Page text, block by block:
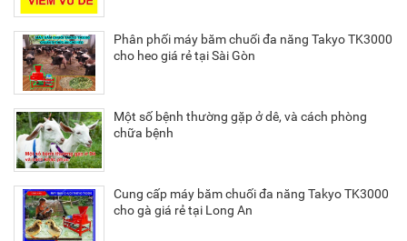
Phân phối máy băm chuối đa năng Takyo TK3000
cho heo giá rẻ tại Sài Gòn
Một số bệnh thường gặp ở dê, và cách phòng
chữa bệnh
Cung cấp máy băm chuối đa năng Takyo TK3000
cho gà giá rẻ tại Long An